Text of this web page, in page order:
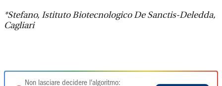
*Stefano, Istituto Biotecnologico De Sanctis-Deledda,
Cagliari
Non lasciare decidere l'algoritmo: